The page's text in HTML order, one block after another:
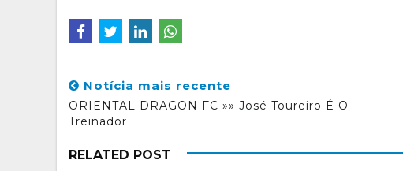
Notícia mais recente
ORIENTAL DRAGON FC »» José Toureiro É O
Treinador
RELATED POST